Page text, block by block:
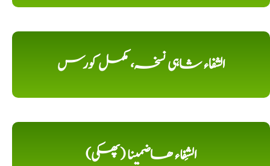
الشفاء شاہی نسخہ، مکمل کورس
الشِفاء ھاضمینا (پھکی)